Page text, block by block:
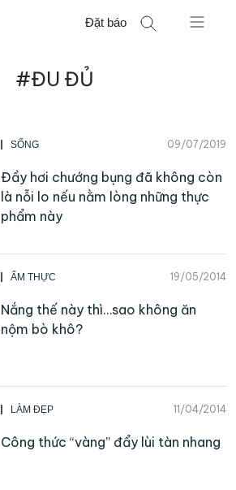
Đặt báo
#ĐU ĐỦ
SỐNG 09/07/2019
Đầy hơi chướng bụng đã không còn
là nỗi lo nếu nằm lòng những thực
phẩm này
ẨM THỰC 19/05/2014
Nắng thế này thì…sao không ăn
nộm bò khô?
LÀM ĐẸP 11/04/2014
Công thức “vàng” đẩy lùi tàn nhang